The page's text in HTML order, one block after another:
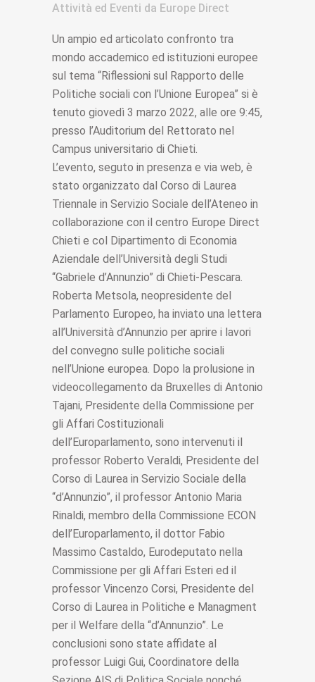
Attività ed Eventi da Europe Direct
Un ampio ed articolato confronto tra
mondo accademico ed istituzioni europee
sul tema “Riflessioni sul Rapporto delle
Politiche sociali con l’Unione Europea” si è
tenuto giovedì 3 marzo 2022, alle ore 9:45,
presso l’Auditorium del Rettorato nel
Campus universitario di Chieti.
L’evento, seguto in presenza e via web, è
stato organizzato dal Corso di Laurea
Triennale in Servizio Sociale dell’Ateneo in
collaborazione con il centro Europe Direct
Chieti e col Dipartimento di Economia
Aziendale dell’Università degli Studi
“Gabriele d’Annunzio” di Chieti-Pescara.
Roberta Metsola, neopresidente del
Parlamento Europeo, ha inviato una lettera
all’Università d’Annunzio per aprire i lavori
del convegno sulle politiche sociali
nell’Unione europea. Dopo la prolusione in
videocollegamento da Bruxelles di Antonio
Tajani, Presidente della Commissione per
gli Affari Costituzionali
dell’Europarlamento, sono intervenuti il
professor Roberto Veraldi, Presidente del
Corso di Laurea in Servizio Sociale della
“d’Annunzio”, il professor Antonio Maria
Rinaldi, membro della Commissione ECON
dell’Europarlamento, il dottor Fabio
Massimo Castaldo, Eurodeputato nella
Commissione per gli Affari Esteri ed il
professor Vincenzo Corsi, Presidente del
Corso di Laurea in Politiche e Managment
per il Welfare della “d’Annunzio”. Le
conclusioni sono state affidate al
professor Luigi Gui, Coordinatore della